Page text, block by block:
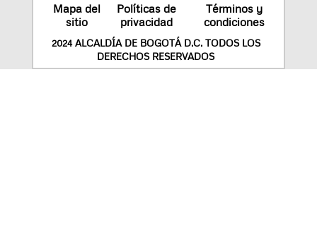
Mapa del
sitio
Políticas de
privacidad
Términos y
condiciones
2024 ALCALDÍA DE BOGOTÁ D.C. TODOS LOS
DERECHOS RESERVADOS